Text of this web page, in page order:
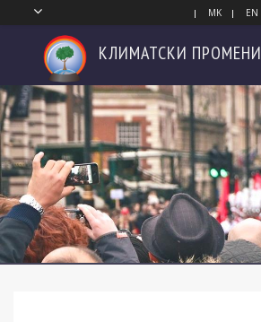
MK EN
КЛИМАТСКИ ПРОМЕНИ